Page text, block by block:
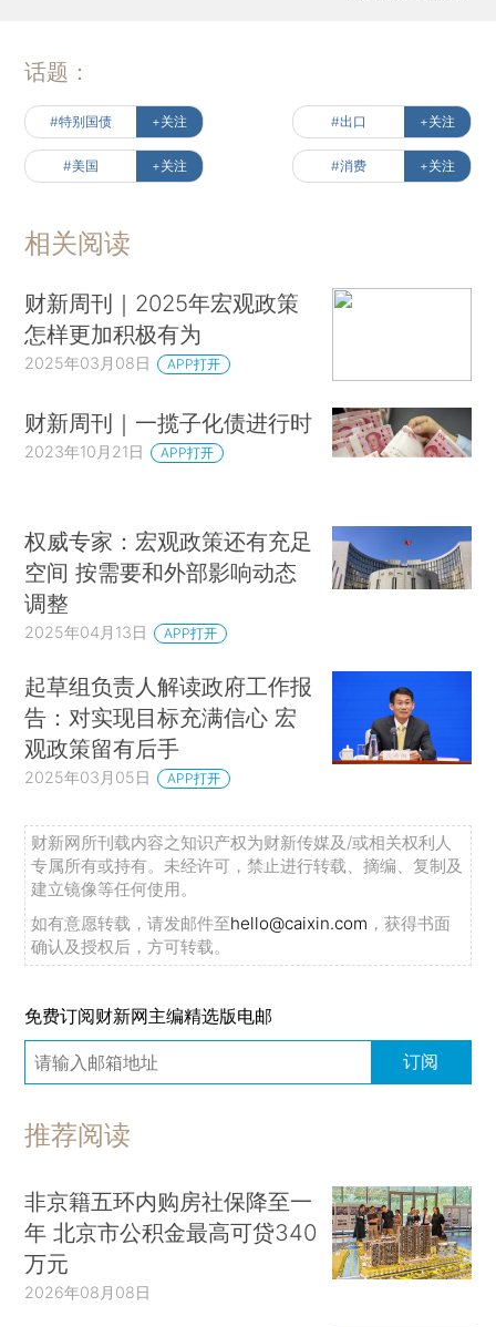
话题：
#特别国债 +关注 #出口 +关注
#美国 +关注 #消费 +关注
相关阅读
财新周刊｜2025年宏观政策
怎样更加积极有为
2025年03月08日 APP打开
财新周刊｜一揽子化债进行时
2023年10月21日 APP打开
权威专家：宏观政策还有充足
空间 按需要和外部影响动态
调整
2025年04月13日 APP打开
起草组负责人解读政府工作报
告：对实现目标充满信心 宏
观政策留有后手
2025年03月05日 APP打开
财新网所刊载内容之知识产权为财新传媒及/或相关权利人
专属所有或持有。未经许可，禁止进行转载、摘编、复制及
建立镜像等任何使用。
如有意愿转载，请发邮件至hello@caixin.com ，获得书面
确认及授权后，方可转载。
免费订阅财新网主编精选版电邮
订阅
推荐阅读
非京籍五环内购房社保降至一
年 北京市公积金最高可贷340
万元
2026年08月08日